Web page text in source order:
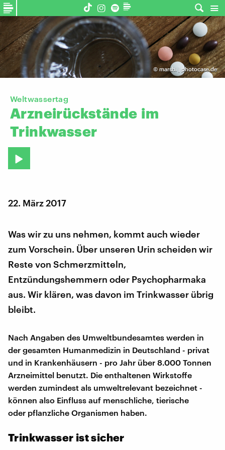
©marshi | photocase.de
Weltwassertag
Arzneirückstände im
Trinkwasser
22. März 2017
Was wir zu uns nehmen, kommt auch wieder
zum Vorschein. Über unseren Urin scheiden wir
Reste von Schmerzmitteln,
Entzündungshemmern oder Psychopharmaka
aus. Wir klären, was davon im Trinkwasser übrig
bleibt.
Nach Angaben des Umweltbundesamtes werden in
der gesamten Humanmedizin in Deutschland - privat
und in Krankenhäusern - pro Jahr über 8.000 Tonnen
Arzneimittel benutzt. Die enthaltenen Wirkstoffe
werden zumindest als umweltrelevant bezeichnet -
können also Einfluss auf menschliche, tierische
oder pflanzliche Organismen haben.
Trinkwasser ist sicher